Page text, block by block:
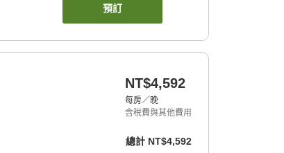
預訂
NT$4,592
每房／晚
含稅費與其他費用
總計 NT$4,592